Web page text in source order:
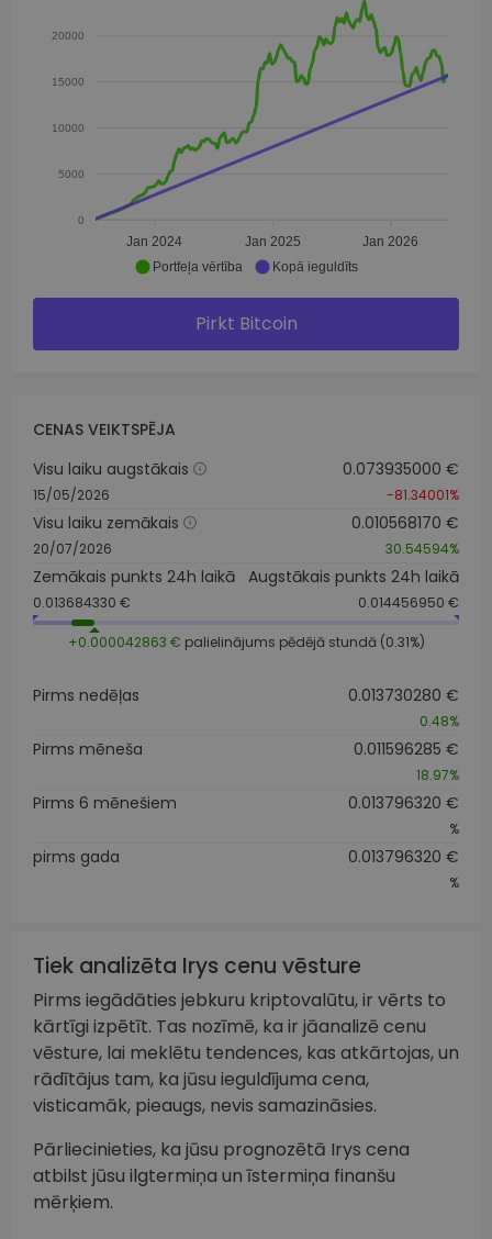
20000
15000
10000
5000
0
Jan 2024 Jan 2025 Jan 2026
Portfeļa vērtība Kopā ieguldīts
Pirkt Bitcoin
CENAS VEIKTSPĒJA
Visu laiku augstākais
15/05/2026
0.073935000 €
-81.34001%
Visu laiku zemākais
20/07/2026
0.010568170 €
30.54594%
Zemākais punkts 24h laikā
0.013684330 €
Augstākais punkts 24h laikā
0.014456950 €
+0.000042863 € palielinājums pēdējā stundā (0.31%)
Pirms nedēļas 0.013730280 €
0.48%
Pirms mēneša 0.011596285 €
18.97%
Pirms 6 mēnešiem 0.013796320 €
%
pirms gada 0.013796320 €
%
Tiek analizēta Irys cenu vēsture
Pirms iegādāties jebkuru kriptovalūtu, ir vērts to
kārtīgi izpētīt. Tas nozīmē, ka ir jāanalizē cenu
vēsture, lai meklētu tendences, kas atkārtojas, un
rādītājus tam, ka jūsu ieguldījuma cena,
visticamāk, pieaugs, nevis samazināsies.
Pārliecinieties, ka jūsu prognozētā Irys cena
atbilst jūsu ilgtermiņa un īstermiņa finanšu
mērķiem.